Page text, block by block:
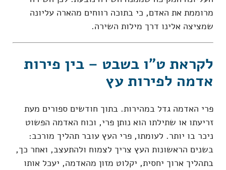
מרוממת את האדם, כי בתוכה רווחים מהארה עליונה
שמציצה אלינו דרך מילות השירה.
לקראת ט"ו בשבט – בין פירות
אדמה לפירות עץ
פרי האדמה גדל במהירות. בתוך חודשים ספורים מעת
זריעתו או שתילתו הוא נותן פרי, וכוח האדמה הפשוט
ניכר בו יותר. לעומתו, פרי העץ עובר תהליך מורכב:
בשנים הראשונות העץ צריך לצמוח ולהתעצב, ואחר כך,
בתהליך ארוך יחסית, יקלוט מזון מהאדמה, יעכל אותו